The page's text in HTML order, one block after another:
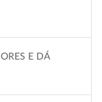
E DÁ